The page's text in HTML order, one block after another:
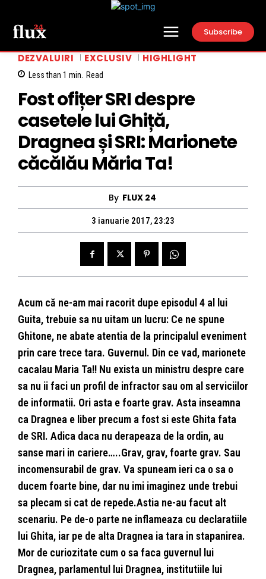
Subscribe
DEZVALUIRI EXCLUSIV HIGHLIGHT
Less than 1 min. Read
Fost ofițer SRI despre
casetele lui Ghiță,
Dragnea și SRI: Marionete
căcălău Măria Ta!
By FLUX 24
3 ianuarie 2017, 23:23
Acum că ne-am mai racorit dupe episodul 4 al lui
Guita, trebuie sa nu uitam un lucru: Ce ne spune
Ghitone, ne abate atentia de la principalul eveniment
prin care trece tara. Guvernul. Din ce vad, marionete
cacalau Maria Ta!! Nu exista un ministru despre care
sa nu ii faci un profil de infractor sau om al serviciilor
de informatii. Ori asta e foarte grav. Asta inseamna
ca Dragnea e liber precum a fost si este Ghita fata
de SRI. Adica daca nu derapeaza de la ordin, au
sanse mari in cariere…..Grav, grav, foarte grav. Sau
incomensurabil de grav. Va spuneam ieri ca o sa o
ducem foarte bine, dar nu imi imaginez unde trebui
sa plecam si cat de repede.Astia ne-au facut alt
scenariu. Pe de-o parte ne inflameaza cu declaratiile
lui Ghita, iar pe de alta Dragnea ia tara in stapanirea.
Mor de curiozitate cum o sa faca guvernul lui
Dragnea, parlamentul lui Dragnea, institutiile lui